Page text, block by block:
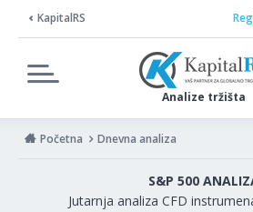
KapitalRS
Analize tržišta
Početna Dnevna analiza
S&P 500
Jutarnja analiza CFD